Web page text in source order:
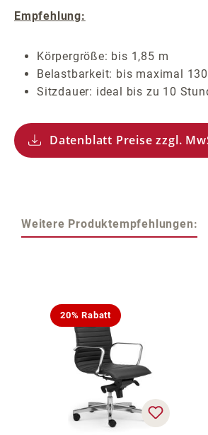
Empfehlung:
Körpergröße: bis 1,85 m
Belastbarkeit: bis maximal
Sitzdauer: ideal bis zu 10
Datenblatt Preise zzgl.
Weitere Produktempfehlungen:
20% Rabatt